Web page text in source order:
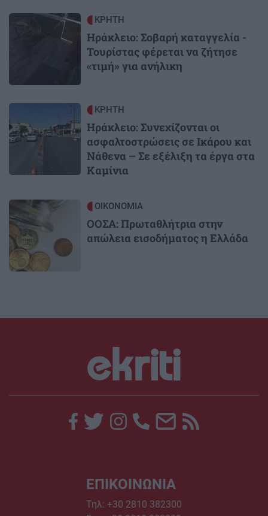
ΚΡΗΤΗ
Ηράκλειο: Σοβαρή καταγγελία -
Τουρίστας φέρεται να ζήτησε
«τιμή» για ανήλικη
ΚΡΗΤΗ
Ηράκλειο: Συνεχίζονται οι
ασφαλτοστρώσεις σε Ικάρου και
Νάθενα – Σε εξέλιξη τα έργα στα
Καμίνια
Image ΟΙΚΟΝΟΜΙΑ
ΟΟΣΑ: Πρωταθλήτρια στην
απώλεια εισοδήματος η Ελλάδα
ΕΠΙΚΟΙΝΩΝΙΑ
Τηλ: +30 2810 382300